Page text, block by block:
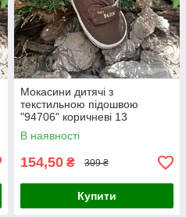
Мокасини дитячі з
текстильною підошвою
"94706" коричневі 13
В наявності
154,50 ₴ 309 ₴
Купити